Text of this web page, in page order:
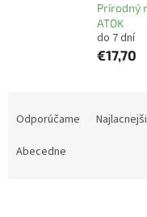
Prírodný
ATOK
do 7 dní
€17,70
Odporúčame
Abecedne